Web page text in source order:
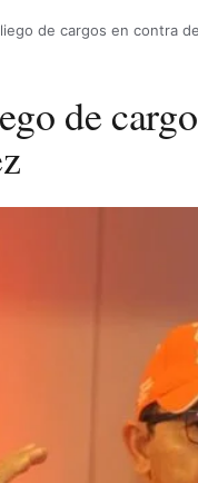
de cargos en contra
de